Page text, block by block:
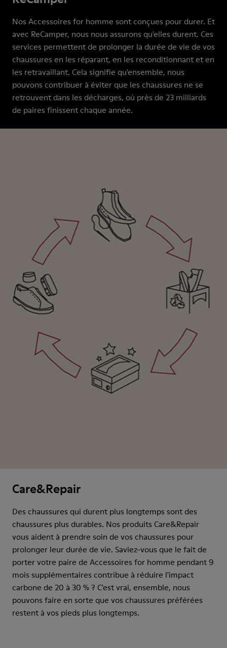
Nos Accessoires for homme sont conçues pour durer. Et
avec ReCamper, nous nous assurons qu'elles durent. Ces
services permettent de prolonger la durée de vie de vos
chaussures en les réparant, en les reconditionnant et en
les retravaillant. Cela signifie qu'ensemble, nous
pouvons contribuer à éviter que les chaussures ne se
retrouvent dans les décharges, où près de 23 milliards
de paires finissent chaque année.
Care&Repair
Des chaussures qui durent plus longtemps sont des
chaussures plus durables. Nos produits Care&Repair
vous aident à prendre soin de vos chaussures pour
prolonger leur durée de vie. Saviez-vous que le fait de
porter votre paire de Accessoires for homme pendant 9
mois supplémentaires contribue à réduire l'impact
carbone de 20 à 30 % ? C'est vrai, ensemble, nous
pouvons faire en sorte que vos chaussures préférées
restent à vos pieds plus longtemps.